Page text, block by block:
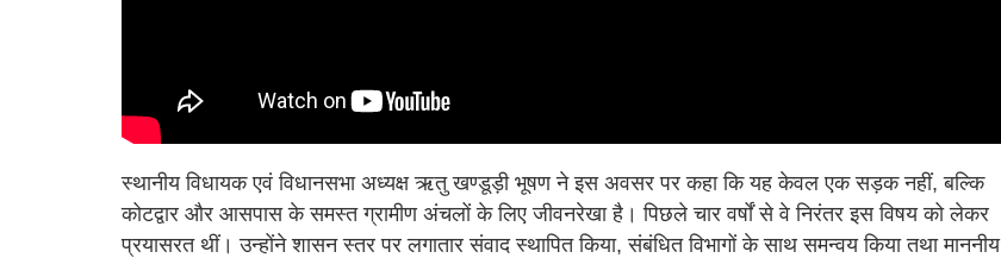
स्थानीय विधायक एवं विधानसभा अध्यक्ष ऋतु खण्डूड़ी भूषण ने इस अवसर पर कहा कि यह केवल एक सड़क नहीं, बल्कि
कोटद्वार और आसपास के समस्त ग्रामीण अंचलों के लिए जीवनरेखा है। पिछले चार वर्षों से वे निरंतर इस विषय को लेकर
प्रयासरत थीं। उन्होंने शासन स्तर पर लगातार संवाद स्थापित किया, संबंधित विभागों के साथ समन्वय किया तथा माननीय